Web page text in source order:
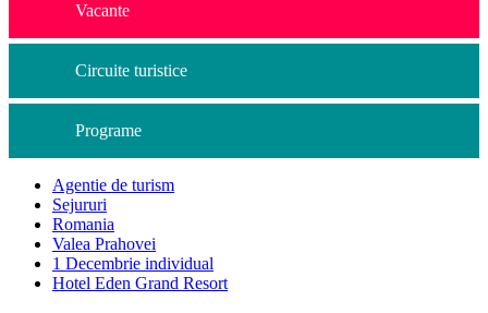
Vacante
Circuite turistice
Programe
Agentie de turism
Sejururi
Romania
Valea Prahovei
1 Decembrie individual
Hotel Eden Grand Resort